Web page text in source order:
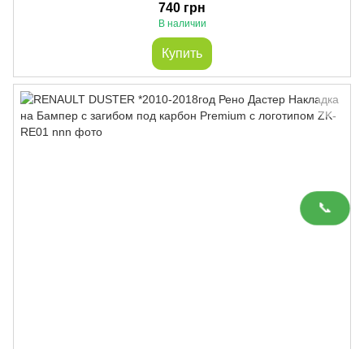
📞
740 грн
В наличии
Купить